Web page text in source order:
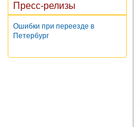
Пресс-релизы
Ошибки при переезде в
Петербург